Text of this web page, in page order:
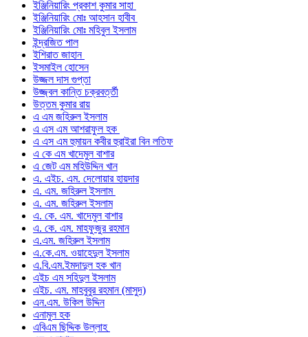
ইঞ্জিনিয়ারিং প্রকাশ কুমার সাহা
ইঞ্জিনিয়ারিং মোঃ আহসান হাবীব
ইঞ্জিনিয়ারিং মোঃ মহিবুল ইসলাম
ইন্দ্রজিত পাল
ইশিরাত জাহান
ইসমাইল হোসেন
উজ্জল দাস গুপ্তা
উজ্জ্বল কান্তি চক্রবর্ত্তী
উত্তম কুমার রায়
এ এম জহিরুল ইসলাম
এ এস এম আশরাফুল হক
এ এস এম হুমায়ন কবীর হুরাইরা বিন লতিফ
এ কে এম খাদেমুল বাশার
এ জেট এম মহিউদ্দিন খান
এ. এইচ. এম. দেলোয়ার হায়দার
এ. এম. জহিরুল ইসলাম
এ. এম. জহিরুল ইসলাম
এ. কে. এম. খাদেমুল বাশার
এ. কে. এম. মাহফুজুর রহমান
এ.এম. জহিরুল ইসলাম
এ.কে.এম. ওয়াহেদুল ইসলাম
এ.বি.এম.ইমদাদুল হক খান
এইচ এম সহিদুল ইসলাম
এইচ. এম. মাহবুবুর রহমান (মাসুদ)
এন.এম. উকিল উদ্দিন
এনামুল হক
এবিএম ছিদ্দিক উল্লাহ